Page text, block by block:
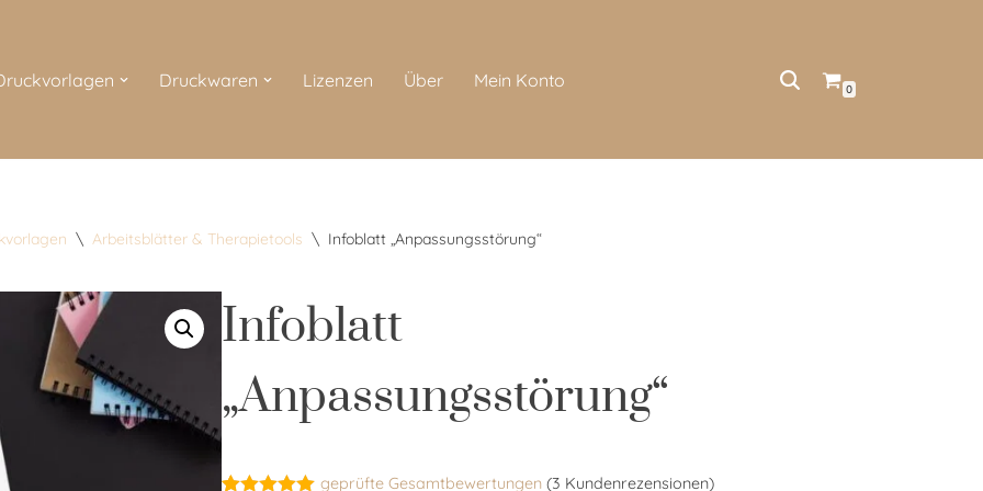
Druckwaren Lizenzen Über Mein Konto 0
\ Arbeitsblätter & Therapietools \ Infoblatt „Anpassungsstörung“
Infoblatt
„Anpassungsstörung“
geprüfte Gesamtbewertungen (3 Kundenrezensionen)